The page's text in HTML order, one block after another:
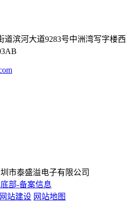
道滨河大道9283号中洲湾写字楼西
市泰盛溢电子有限公司
部-备案信息
站建设 网站地图